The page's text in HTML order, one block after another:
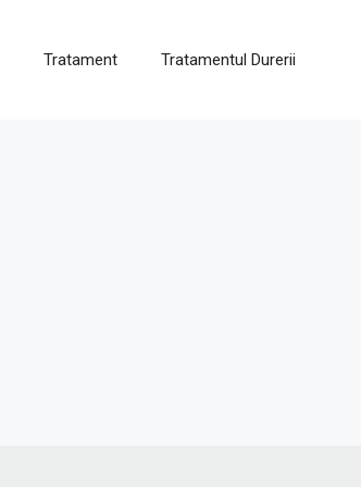
Tratament Tratamentul Durerii